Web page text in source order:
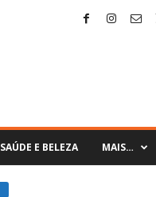
SAÚDE E BELEZA MAIS…